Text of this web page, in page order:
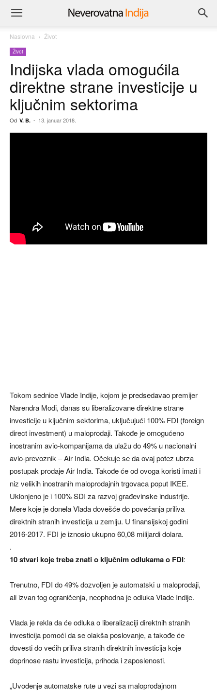
Naslovna Život
Život
Indijska vlada omogućila
direktne strane investicije u
ključnim sektorima
Od V. B. - 13. januar 2018.
Tokom sednice Vlade Indije, kojom je predsedavao premijer
Narendra Modi, danas su liberalizovane direktne strane
investicije u ključnim sektorima, uključujući 100% FDI (foreign
direct investment) u maloprodaji. Takođe je omogućeno
inostranim avio-kompanijama da ulažu do 49% u nacionalni
avio-prevoznik – Air India. Očekuje se da ovaj potez ubrza
postupak prodaje Air India. Takođe će od ovoga koristi imati i
niz velikih inostranih maloprodajnih trgovaca poput IKEE.
Uklonjeno je i 100% SDI za razvoj građevinske industrije.
Mere koje je donela Vlada dovešće do povećanja priliva
direktnih stranih investicija u zemlju. U finansijskoj godini
2016-2017. FDI je iznosio ukupno 60,08 milijardi dolara.
.
10 stvari koje treba znati o ključnim odlukama o FDI:
Trenutno, FDI do 49% dozvoljen je automatski u maloprodaji,
ali izvan tog ograničenja, neophodna je odluka Vlade Indije.
Vlada je rekla da će odluka o liberalizaciji direktnih stranih
investicija pomoći da se olakša poslovanje, a takođe će
dovesti do većih priliva stranih direktnih investicija koje
doprinose rastu investicija, prihoda i zaposlenosti.
„Uvođenje automatske rute u vezi sa maloprodajnom